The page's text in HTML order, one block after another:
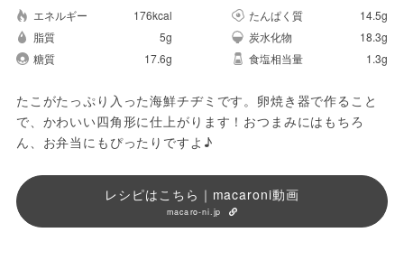
エネルギー 176kcal たんぱく質
14.5g
脂質
5g 炭水化物
18.3g
糖質
17.6g 食塩相当量 1.3g
たこがたっぷり入った海鮮チヂミです。卵焼き器で作ること
で、かわいい四角形に仕上がります！おつまみにはもちろ
ん、お弁当にもぴったりですよ♪
レシピはこちら｜macaroni動画
macaro-ni.jp